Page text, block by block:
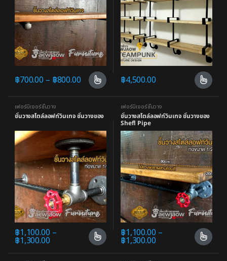
฿700.00 – ฿800.00 ฿4,500.00
เฟอร์นิเจอร์ชั้นวาง
ชั้นวางสไตล์ลอฟท์วินเทจ ชั้นวางของ
฿1,100.00 –
฿1,300.00
เฟอร์นิเจอร์ชั้นวาง
ชั้นวางสไตล์ลอฟท์วินเทจ ชั้นวางของ
Shefl Pipe
฿1,100.00 –
฿1,300.00